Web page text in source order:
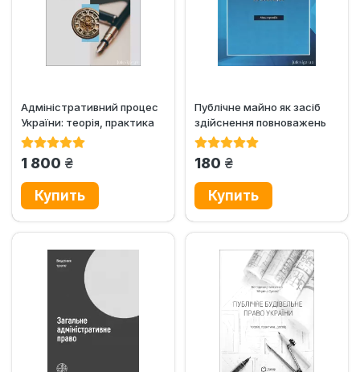
Адміністративний процес
України: теорія, практика
1 800 грн.
Публічне майно як засіб
здійснення повноважень
поліції
180 грн.